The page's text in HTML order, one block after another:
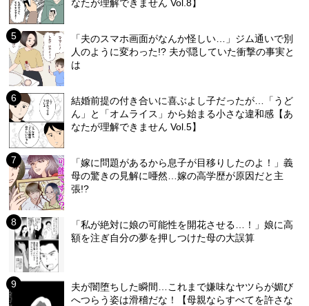
なたが理解できません Vol.8】
「夫のスマホ画面がなんか怪しい…」ジム通いで別
人のように変わった!? 夫が隠していた衝撃の事実と
は
結婚前提の付き合いに喜ぶよし子だったが…「うど
ん」と「オムライス」から始まる小さな違和感【あ
なたが理解できません Vol.5】
「嫁に問題があるから息子が目移りしたのよ！」義
母の驚きの見解に唖然…嫁の高学歴が原因だと主
張!?
「私が絶対に娘の可能性を開花させる…！」娘に高
額を注ぎ自分の夢を押しつけた母の大誤算
夫が闇堕ちした瞬間…これまで嫌味なヤツらが媚び
へつらう姿は滑稽だな！【母親ならすべてを許さな